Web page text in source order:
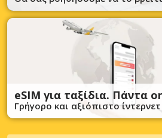
eSIM για ταξίδια. Πάντα
Γρήγορο και αξιόπιστο ίντερνετ